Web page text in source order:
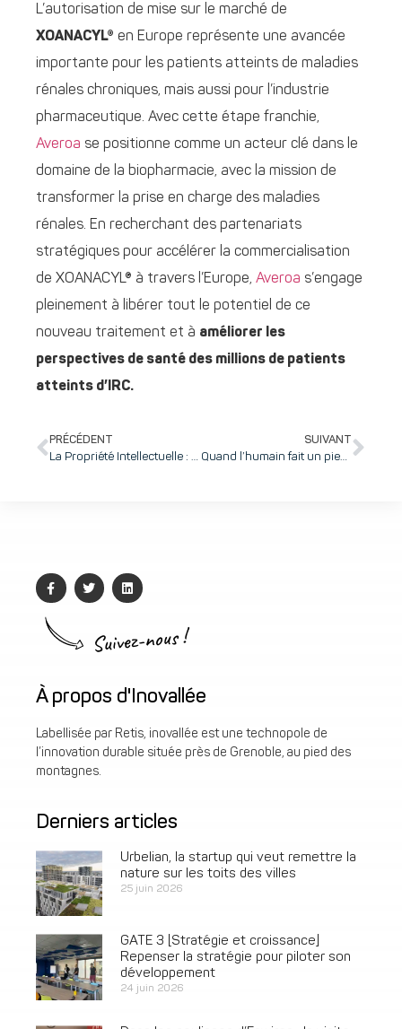
L’autorisation de mise sur le marché de
XOANACYL® en Europe représente une avancée
importante pour les patients atteints de maladies
rénales chroniques, mais aussi pour l’industrie
pharmaceutique. Avec cette étape franchie,
Averoa se positionne comme un acteur clé dans le
domaine de la biopharmacie, avec la mission de
transformer la prise en charge des maladies
rénales. En recherchant des partenariats
stratégiques pour accélérer la commercialisation
de XOANACYL® à travers l’Europe, Averoa s’engage
pleinement à libérer tout le potentiel de ce
nouveau traitement et à améliorer les
perspectives de santé des millions de patients
atteints d’IRC.
PRÉCÉDENT
La Propriété Intellectuelle : Un atout stratégique pour booster la valeur de votre start-up
SUIVANT
Quand l’humain fait un pied de nez à l’IA : Tchatbooster frôle le million de CA et devient un poids lourd du SMS conversationnel
Suivez-nous !
À propos d'Inovallée
Labellisée par Retis, inovallée est une technopole de
l’innovation durable située près de Grenoble, au pied des
montagnes.
Derniers articles
Urbelian, la startup qui veut remettre la
nature sur les toits des villes
25 juin 2026
GATE 3 [Stratégie et croissance]
Repenser la stratégie pour piloter son
développement
24 juin 2026